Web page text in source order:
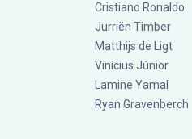
Cristiano Ronaldo
Jurriën Timber
Matthijs de Ligt
Vinícius Júnior
Lamine Yamal
Ryan Gravenberch